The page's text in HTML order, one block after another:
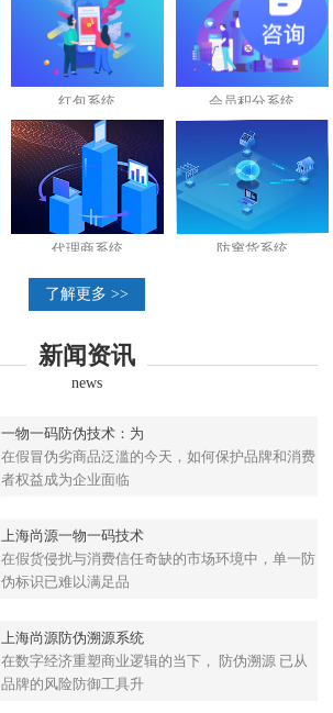
红包系统 会员积分系统
代理商系统 防窜货系统
了解更多 >>
新闻资讯
news
一物一码防伪技术：为
在假冒伪劣商品泛滥的今天，如何保护品牌和消费
者权益成为企业面临
上海尚源一物一码技术
在假货侵扰与消费信任奇缺的市场环境中，单一防
伪标识已难以满足品
上海尚源防伪溯源系统
在数字经济重塑商业逻辑的当下， 防伪溯源 已从
品牌的风险防御工具升